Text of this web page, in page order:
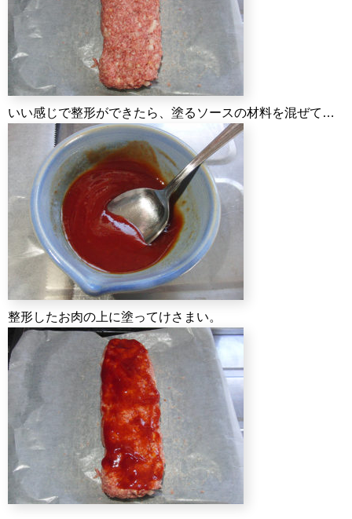
いい感じで整形ができたら、塗るソースの材料を混ぜて…
整形したお肉の上に塗ってけさまい。